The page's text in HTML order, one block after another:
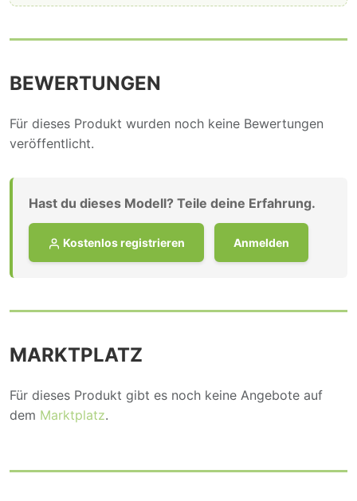
BEWERTUNGEN
Für dieses Produkt wurden noch keine Bewertungen
veröffentlicht.
Hast du dieses Modell? Teile deine Erfahrung.
Kostenlos registrieren Anmelden
MARKTPLATZ
Für dieses Produkt gibt es noch keine Angebote auf
dem Marktplatz.